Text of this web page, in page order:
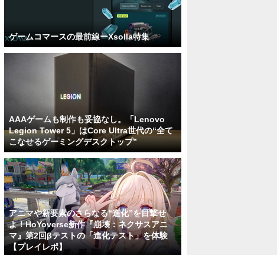
ゲームコマースの最前線ーXsolla特集
AAAゲームも制作も妥協なし。「Lenovo
Legion Tower 5」はCore Ultra世代の“全て
こなせるゲーミングデスクトップ”
アニマや新要素のさらなる“進化”を目撃せ
よ！HoYoverse新作『崩壊：ネクサスアニ
マ』第2回βテストの「進化テスト」を体験
【プレイレポ】